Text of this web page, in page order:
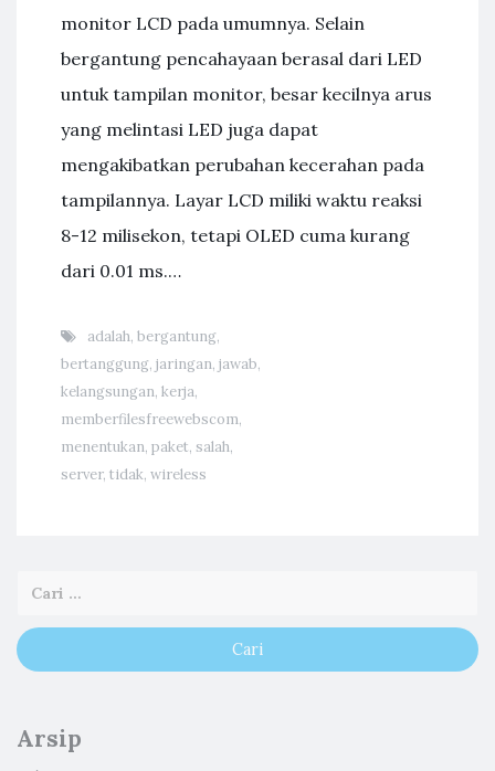
monitor LCD pada umumnya. Selain
bergantung pencahayaan berasal dari LED
untuk tampilan monitor, besar kecilnya arus
yang melintasi LED juga dapat
mengakibatkan perubahan kecerahan pada
tampilannya. Layar LCD miliki waktu reaksi
8-12 milisekon, tetapi OLED cuma kurang
dari 0.01 ms.…
adalah, bergantung,
bertanggung, jaringan, jawab,
kelangsungan, kerja,
memberfilesfreewebscom,
menentukan, paket, salah,
server, tidak, wireless
Arsip